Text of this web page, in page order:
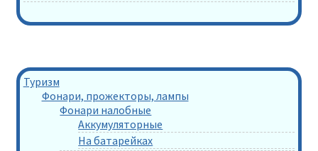
Туризм
Фонари, прожекторы, лампы
Фонари налобные
Аккумуляторные
На батарейках